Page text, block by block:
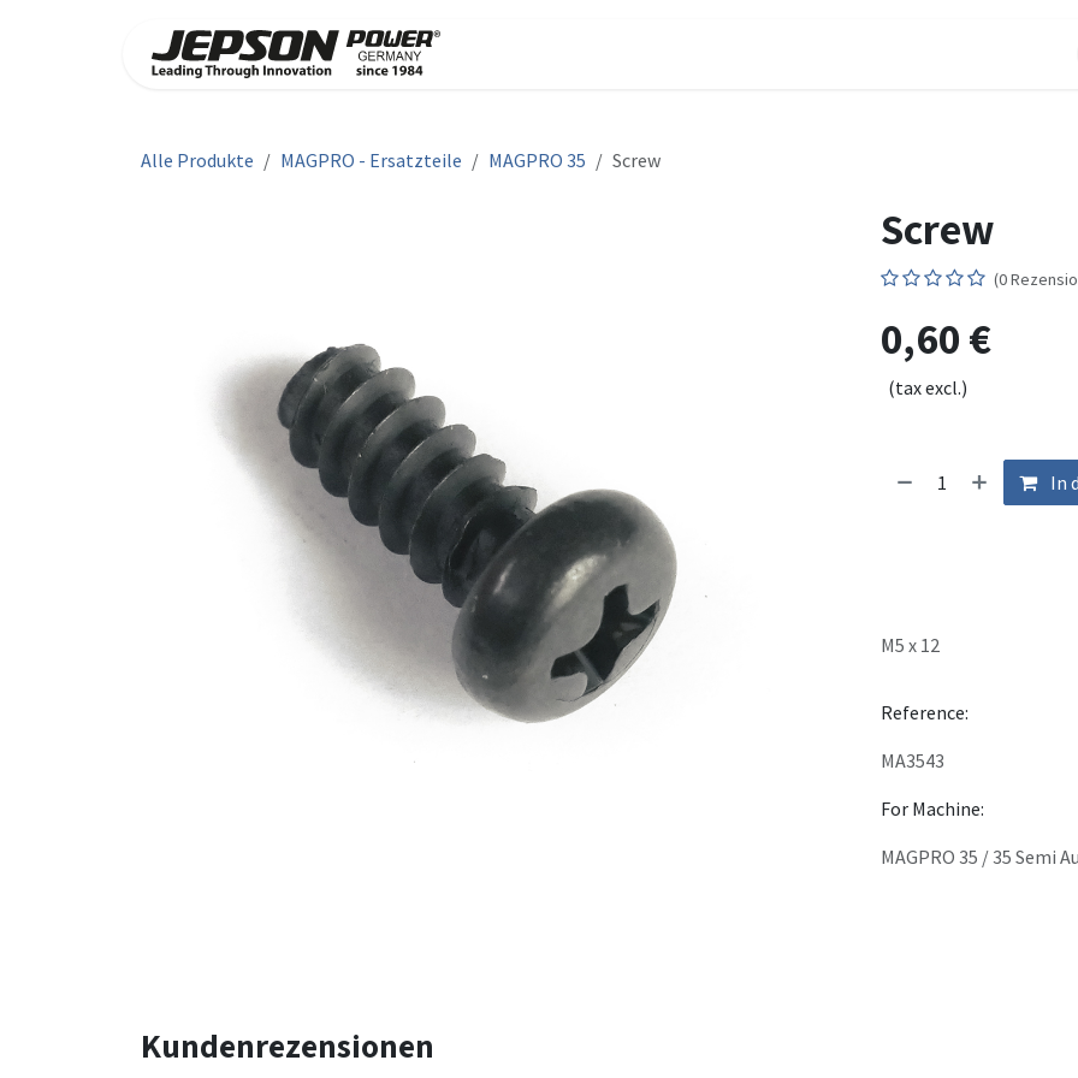
Alle Produkte MAGPRO - Ersatzteile MAGPRO 35 Screw
Screw
(0
0,60€
(tax excl.)
In
M5 x 12
Reference:
MA3543
For Machine:
MAGPRO 35 / 35 Semi
Kundenrezensionen